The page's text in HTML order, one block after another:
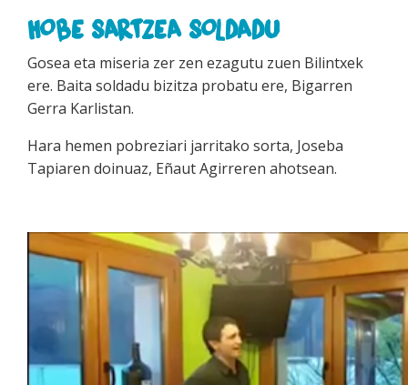
HOBE SARTZEA SOLDADU
Gosea eta miseria zer zen ezagutu zuen Bilintxek
ere. Baita soldadu bizitza probatu ere, Bigarren
Gerra Karlistan.
Hara hemen pobreziari jarritako sorta, Joseba
Tapiaren doinuaz, Eñaut Agirreren ahotsean.